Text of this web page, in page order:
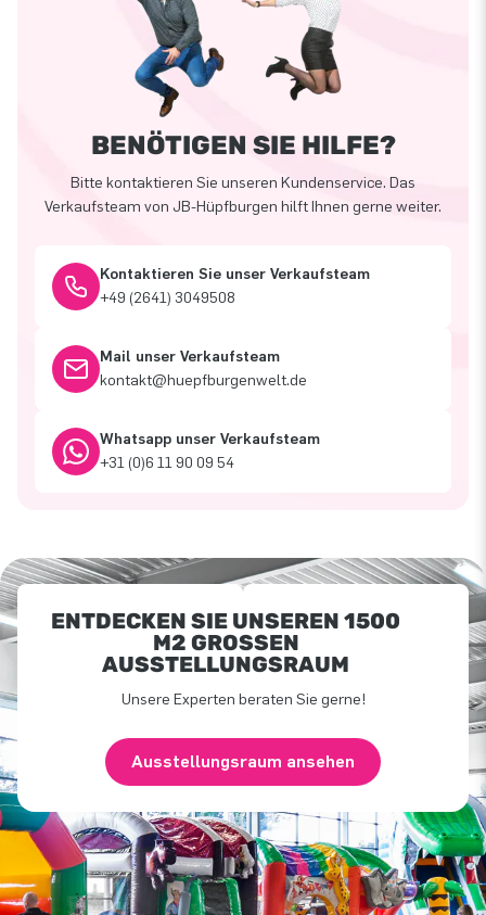
BENÖTIGEN SIE HILFE?
Bitte kontaktieren Sie unseren Kundenservice. Das
Verkaufsteam von JB-Hüpfburgen hilft Ihnen gerne weiter.
Kontaktieren Sie unser Verkaufsteam
+49 (2641) 3049508
Mail unser Verkaufsteam
kontakt@huepfburgenwelt.de
Whatsapp unser Verkaufsteam
+31 (0)6 11 90 09 54
ENTDECKEN SIE UNSEREN 1500
M2 GROSSEN A
USSTELLUNGSRAUM
Unsere Experten beraten Sie gerne!
Ausstellungsraum ansehen